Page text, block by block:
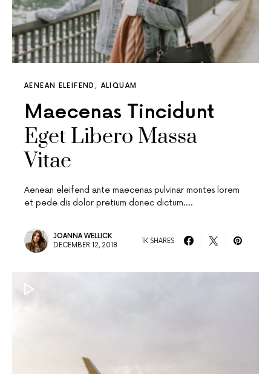
AENEAN ELEIFEND ALIQUAM
Maecenas Tincidunt
Eget Libero Massa
Vitae
Aenean eleifend ante maecenas pulvinar montes lorem
et pede dis dolor pretium donec dictum.…
JOANNA WELLICK
DECEMBER 12, 2018
1K SHARES